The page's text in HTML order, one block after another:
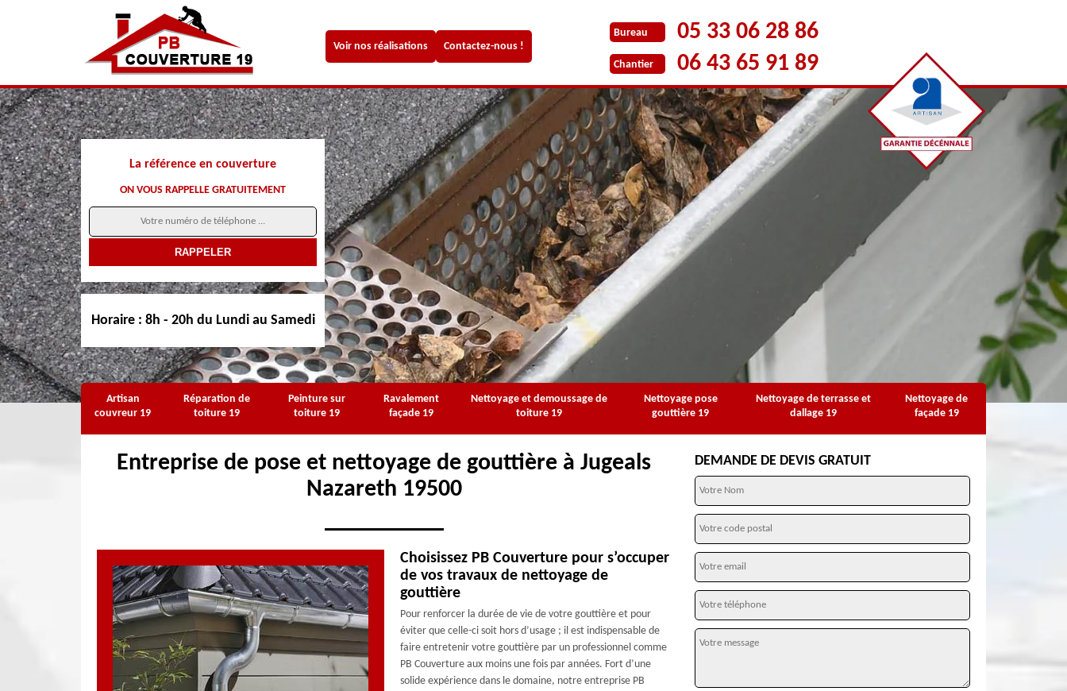
Voir nos réalisations Contactez-nous !
Bureau 05 33 06 28 86
Chantier 06 43 65 91 89
La référence en couverture
ON VOUS RAPPELLE GRATUITEMENT
Horaire : 8h - 20h du Lundi au Samedi
Artisan
couvreur 19
Réparation de
toiture 19
Peinture sur
toiture 19
Ravalement
façade 19
Nettoyage et demoussage de
toiture 19
Nettoyage pose
gouttière 19
Nettoyage de terrasse et
dallage 19
Nettoyage de
façade 19
Entreprise de pose et nettoyage de gouttière à Jugeals
Nazareth 19500
Choisissez PB Couverture pour s’occuper
de vos travaux de nettoyage de
gouttière
Pour renforcer la durée de vie de votre gouttière et pour
éviter que celle-ci soit hors d’usage ; il est indispensable de
faire entretenir votre gouttière par un professionnel comme
PB Couverture aux moins une fois par années. Fort d’une
solide expérience dans le domaine, notre entreprise PB
DEMANDE DE DEVIS GRATUIT